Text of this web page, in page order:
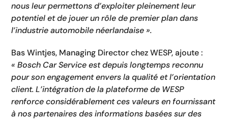
nous leur permettons d’exploiter pleinement leur
potentiel et de jouer un rôle de premier plan dans
l’industrie automobile néerlandaise ».
Bas Wintjes, Managing Director chez WESP, ajoute :
« Bosch Car Service est depuis longtemps reconnu
pour son engagement envers la qualité et l’orientation
client. L’intégration de la plateforme de WESP
renforce considérablement ces valeurs en fournissant
à nos partenaires des informations basées sur des